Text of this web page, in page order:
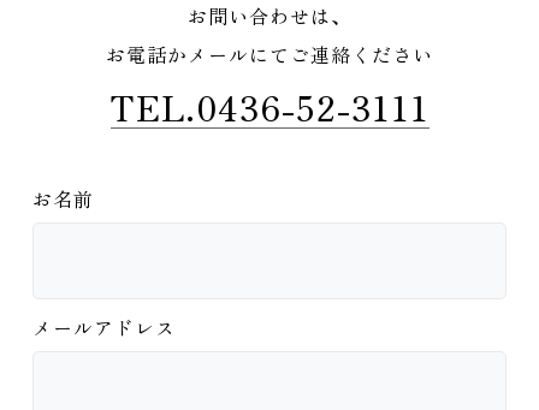
お問い合わせは、
お電話かメールにてご連絡ください
TEL.0436-52-3111
お名前
メールアドレス